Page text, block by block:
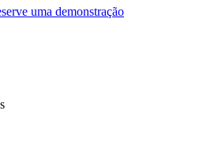
uma demonstração